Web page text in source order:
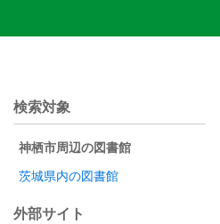
検索対象
神栖市周辺の図書館
茨城県内の図書館
外部サイト